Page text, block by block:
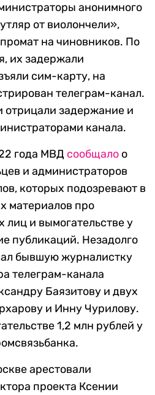
анонимного
от виолончели»,
на чиновников. По
их задержали
сим-карту, на
телеграм-канал.
отрицали задержание и
канала.
года МВД сообщало о
и администраторов
которых подозревают в
материалов про
лиц и вымогательстве у
публикаций. Незадолго
бывшую журналистку
телеграм-канала
Баязитову и двух
и Инну Чурилову.
1,2 млн рублей у
арестовали
проекта Ксении